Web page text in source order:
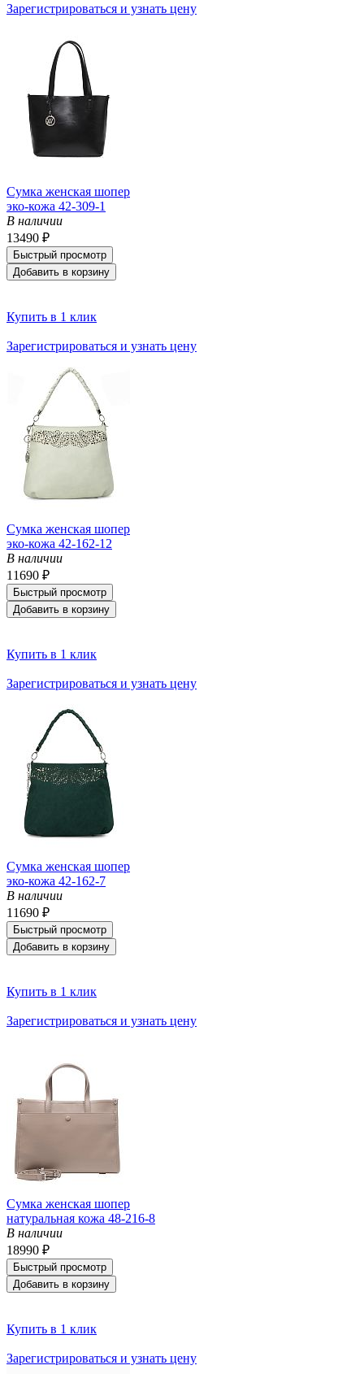
Зарегистрироваться и узнать цену
Сумка женская шопер
эко-кожа 42-309-1
В наличии
13490 ₽
Быстрый просмотр
Добавить в корзину
Купить в 1 клик
Зарегистрироваться и узнать цену
Сумка женская шопер
эко-кожа 42-162-12
В наличии
11690 ₽
Быстрый просмотр
Добавить в корзину
Купить в 1 клик
Зарегистрироваться и узнать цену
Сумка женская шопер
эко-кожа 42-162-7
В наличии
11690 ₽
Быстрый просмотр
Добавить в корзину
Купить в 1 клик
Зарегистрироваться и узнать цену
Сумка женская шопер
натуральная кожа 48-216-8
В наличии
18990 ₽
Быстрый просмотр
Добавить в корзину
Купить в 1 клик
Зарегистрироваться и узнать цену